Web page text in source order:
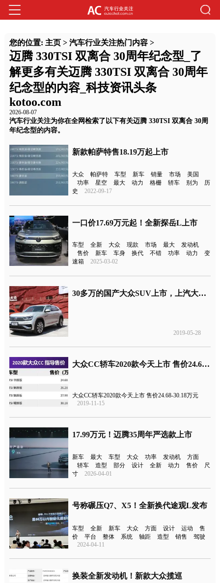
您的位置: 主页> 汽车行业关注热门内容>
迈腾 330TSI 双离合 30周年纪念型_了
解更多有关迈腾 330TSI 双离合 30周年
纪念型的内容_科技资讯头条
kotoo.com
2026-08-07
汽车行业关注为你在全网检索了以下有关迈腾 330TSI 双离合 30周
年纪念型的内容。
新款帕萨特售18.19万起上市
大众 帕萨特 车型 新车 销量 市场
美国
功率
星空 最大 动力 格栅 轿车 别为
历
史
2022-09-17
一口价17.69万元起！全新探岳L上市
车型 全新 大众 现款 市场 最大
发动机
售价
新车 车身 换代 不错 功率 动力
变
速箱
2025-03-02
30多万的国产大众SUV上市，上汽大众途昂X售价31.69-48.89万元
2019-05-28
大众CC轿车2020款今天上市 售价24.68-30.18万元
大众CC轿车2020款今天上市 售价24.68-30.18万元
2019-11-15
17.99万元！迈腾35周年严选款上市
新车 最大 车型 大众 功率 发动机
方面
轿车
造型 部分 设计 全新 动力 售价
尺
寸
2026-04-01
号称碾压Q7、X5！全新换代途观L发布
车型 全新 新车 大众 方面 设计 运动
售
价
平台 整体 系统 轴距 造型 销售
驾驶
2024-04-11
换装全新发动机！新款大众揽巡